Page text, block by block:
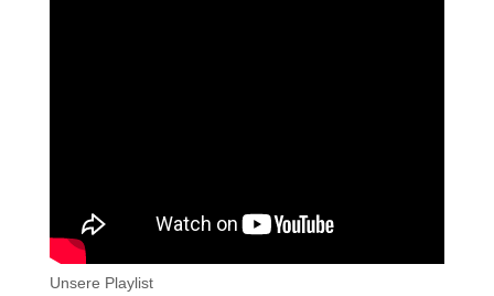
Unsere Playlist